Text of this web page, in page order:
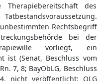
des
Rechtsbegriff
bei der
vorliegt, ein
ist (Senat, Beschluss vom
7, 8; BayObLG, Beschluss
nicht veröffentlicht; OLG